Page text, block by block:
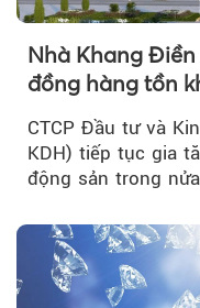
Nhà Khang
đồng hàng tồn
CTCP Đầu tư và
KDH) tiếp tục gia
động sản trong